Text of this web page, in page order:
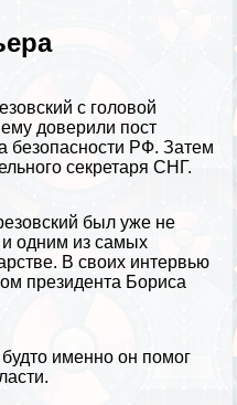
с головой
ему доверили пост
безопасности РФ. Затем
секретаря СНГ.
был уже не
одним из самых
В своих интервью
президента Бориса
именно он помог